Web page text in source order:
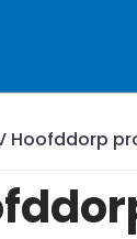
Hoofddorp